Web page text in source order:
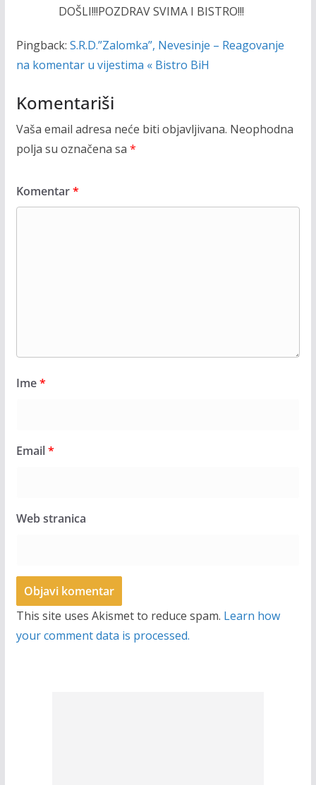
DOŠLI!!!POZDRAV SVIMA I BISTRO!!!
Pingback: S.R.D.”Zalomka”, Nevesinje – Reagovanje
na komentar u vijestima « Bistro BiH
Komentariši
Vaša email adresa neće biti objavljivana. Neophodna
polja su označena sa *
Komentar*
Ime*
Email*
Web stranica
This site uses Akismet to reduce spam. Learn how
your comment data is processed.